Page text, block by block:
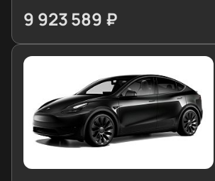
9 923 589 ₽
≈ 100 460€